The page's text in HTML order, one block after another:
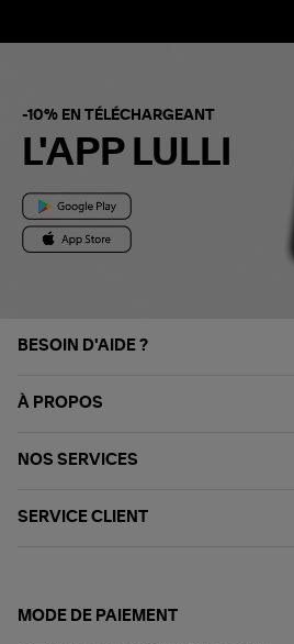
-10% EN TÉLÉCHARGEANT
L'APP LULLI
BESOIN D'AIDE ?
À PROPOS
NOS SERVICES
SERVICE CLIENT
MODE DE PAIEMENT